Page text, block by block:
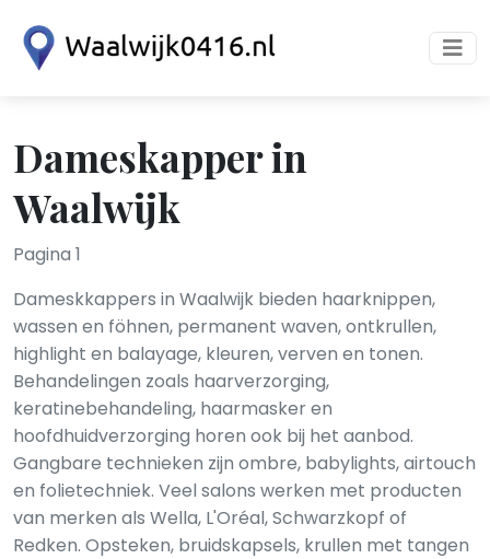
Dameskapper in
Waalwijk
Pagina 1
Dameskkappers in Waalwijk bieden haarknippen,
wassen en föhnen, permanent waven, ontkrullen,
highlight en balayage, kleuren, verven en tonen.
Behandelingen zoals haarverzorging,
keratinebehandeling, haarmasker en
hoofdhuidverzorging horen ook bij het aanbod.
Gangbare technieken zijn ombre, babylights, airtouch
en folietechniek. Veel salons werken met producten
van merken als Wella, L'Oréal, Schwarzkopf of
Redken. Opsteken, bruidskapsels, krullen met tangen